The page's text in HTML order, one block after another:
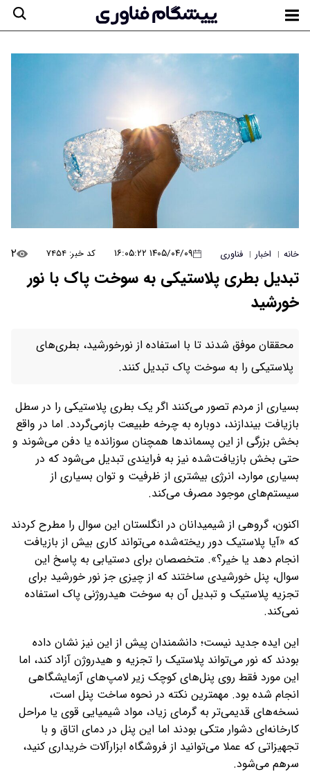
خانه | اخبار | فناوری ۱۴۰۵/۰۴/۰۹ ۱۶:۰۵:۲۲ کد خبر: ۷۴۵۴ ۲
تبدیل بطری‌ پلاستیکی به سوخت پاک با نور
خورشید
محققان موفق شدند تا با استفاده از نورخورشید، بطری‌های
پلاستیکی را به سوخت پاک تبدیل کنند.
بسیاری از مردم تصور می‌کنند اگر یک بطری پلاستیکی را در سطل
بازیافت بیندازند، دوباره به چرخه طبیعت بازمی‌گردد. اما در واقع
بخش بزرگی از این پسماندها همچنان سوزانده یا دفن می‌شوند و
حتی بخش بازیافت‌شده نیز به فرایندی تبدیل می‌شود که در
بسیاری موارد، انرژی بیشتری از ظرفیت و توان بسیاری از
سیستم‌های موجود مصرف می‌کند.
اکنون، گروهی از شیمیدانان در انگلستان این سوال را مطرح کردند
که «آیا پلاستیک دور ریخته‌شده می‌تواند کاری بیش از بازیافت
انجام دهد یا خیر؟». متخصصان برای دستیابی به پاسخ این
سوال، پنل خورشیدی ساختند که از چیزی جز نور خورشید برای
تجزیه پلاستیک و تبدیل آن به سوخت هیدروژنی پاک استفاده
نمی‌کند.
این ایده جدید نیست؛ دانشمندان پیش از این نیز نشان داده
بودند که نور می‌تواند پلاستیک را تجزیه و هیدروژن آزاد کند، اما
این مورد فقط روی پنل‌های کوچک زیر لامپ‌های آزمایشگاهی
انجام شده بود. مهمترین نکته در نحوه ساخت پنل است،
نسخه‌های قدیمی‌تر به گرمای زیاد، مواد شیمیایی قوی یا مراحل
کارخانه‌ای دشوار متکی بودند اما این پنل در دمای اتاق و با
تجهیزاتی که عملا می‌توانید از فروشگاه ابزارآلات خریداری کنید،
سرهم می‌شود.